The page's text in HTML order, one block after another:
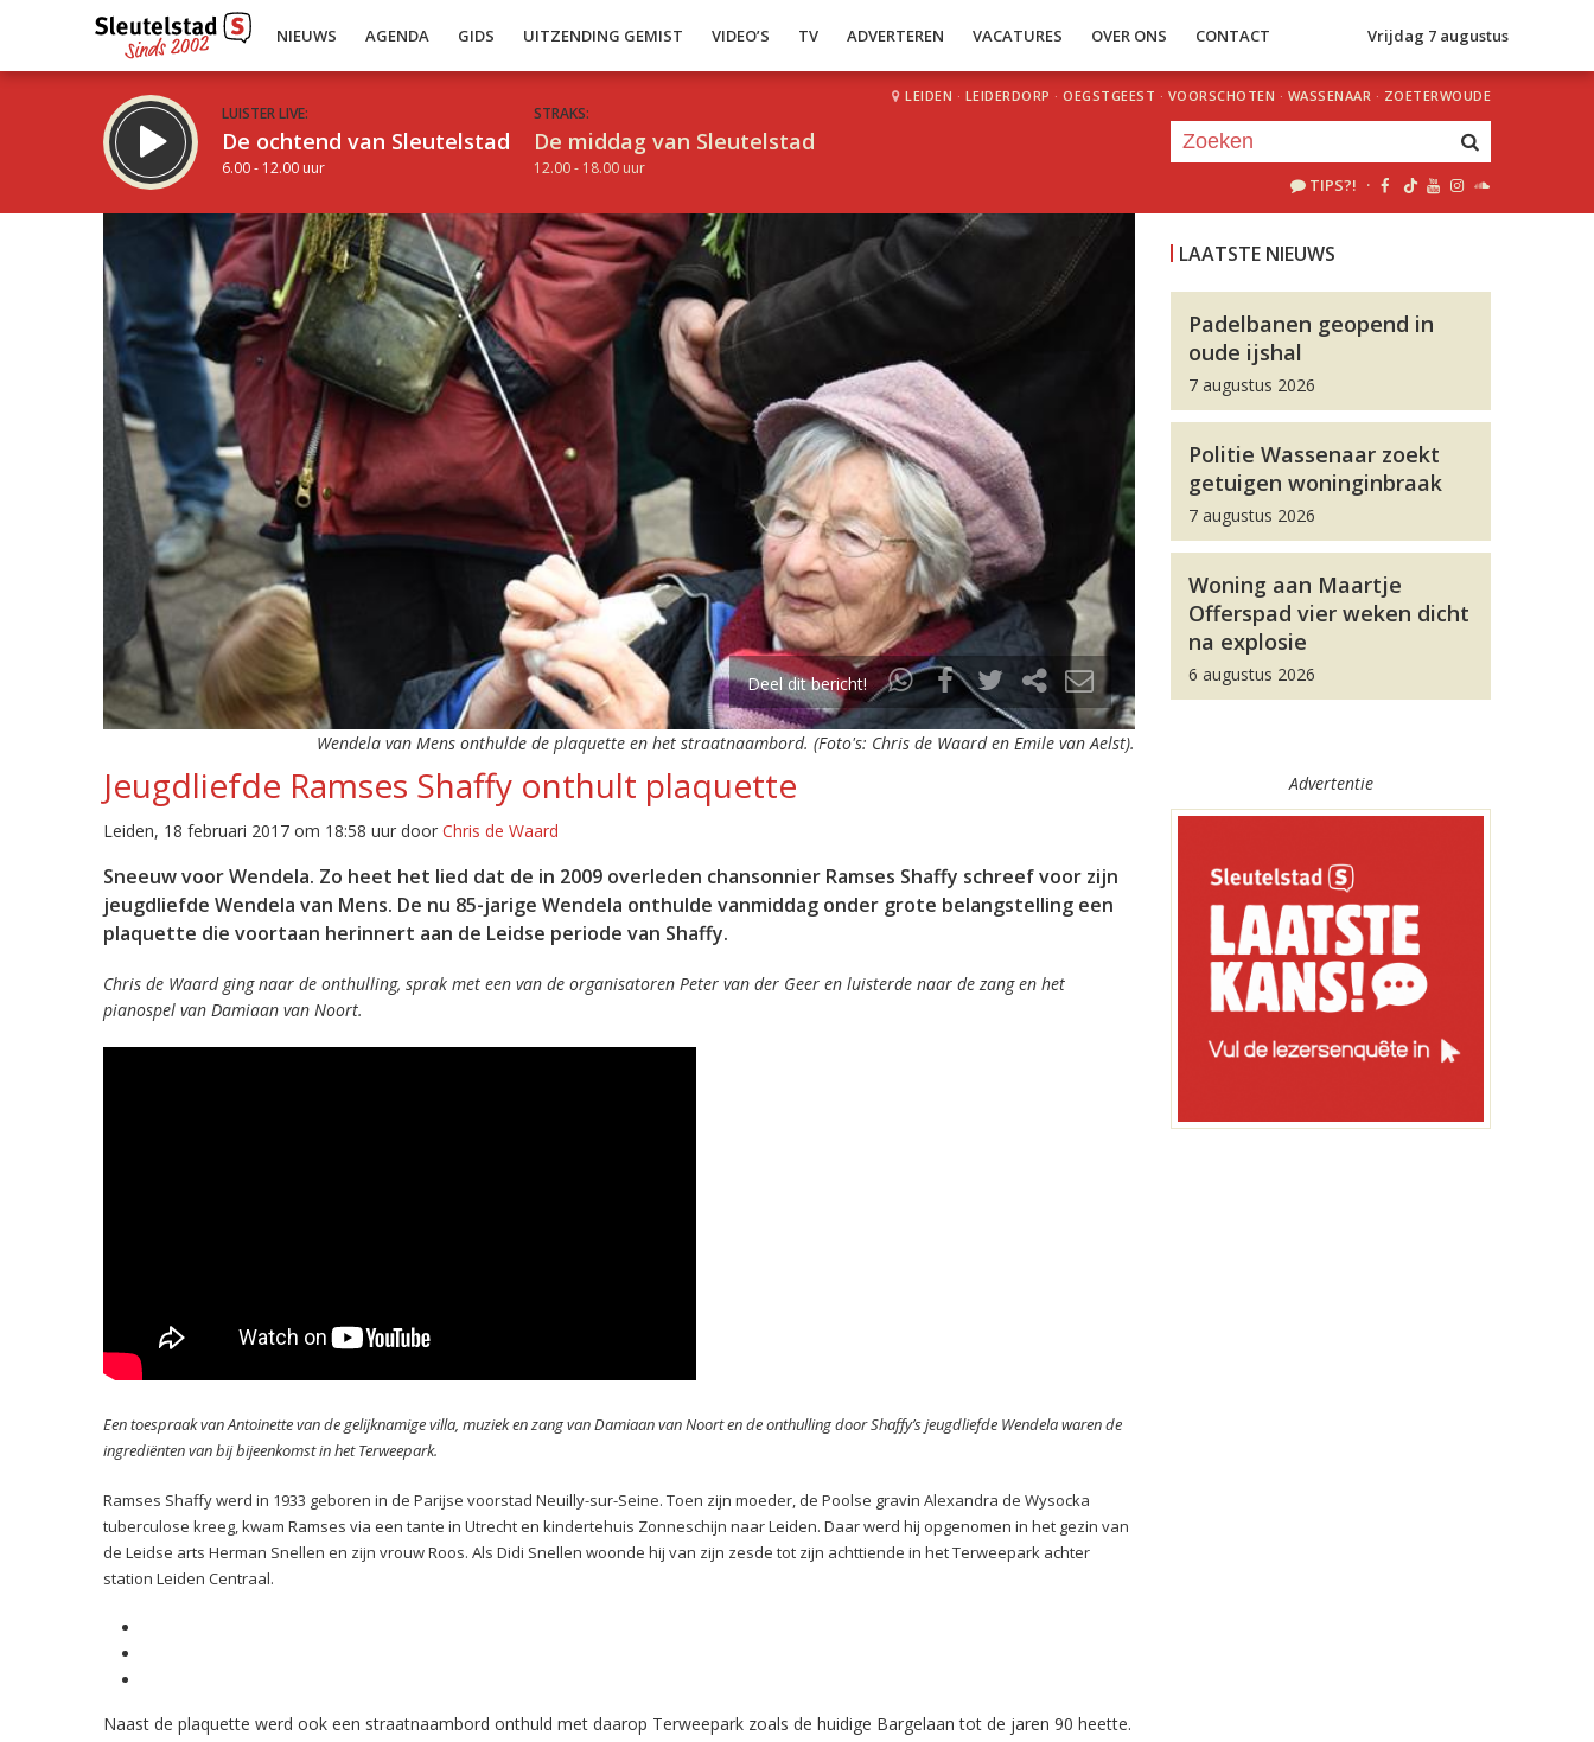
NIEUWS AGENDA GIDS UITZENDING GEMIST VIDEO’S TV ADVERTEREN VACATURES OVER ONS CONTACT Vrijdag 7 augustus
LUISTER LIVE:
De ochtend van Sleutelstad
6.00 - 12.00 uur
STRAKS:
De middag van Sleutelstad
12.00 - 18.00 uur
LEIDEN · LEIDERDORP · OEGSTGEEST · VOORSCHOTEN · WASSENAAR · ZOETERWOUDE
TIPS?! ·
Inklappen
Deel dit bericht!
Wendela van Mens onthulde de plaquette en het straatnaambord. (Foto's: Chris de Waard en Emile van Aelst).
Jeugdliefde Ramses Shaffy onthult plaquette
Leiden, 18 februari 2017 om 18:58 uur door Chris de Waard
Sneeuw voor Wendela. Zo heet het lied dat de in 2009 overleden chansonnier Ramses Shaffy schreef voor zijn
jeugdliefde Wendela van Mens. De nu 85-jarige Wendela onthulde vanmiddag onder grote belangstelling een
plaquette die voortaan herinnert aan de Leidse periode van Shaffy.
Chris de Waard ging naar de onthulling, sprak met een van de organisatoren Peter van der Geer en luisterde naar de zang en het
pianospel van Damiaan van Noort.
Een toespraak van Antoinette van de gelijknamige villa, muziek en zang van Damiaan van Noort en de onthulling door Shaffy’s jeugdliefde Wendela waren de
ingrediënten van bij bijeenkomst in het Terweepark.
Ramses Shaffy werd in 1933 geboren in de Parijse voorstad Neuilly-sur-Seine. Toen zijn moeder, de Poolse gravin Alexandra de Wysocka
tuberculose kreeg, kwam Ramses via een tante in Utrecht en kindertehuis Zonneschijn naar Leiden. Daar werd hij opgenomen in het gezin van
de Leidse arts Herman Snellen en zijn vrouw Roos. Als Didi Snellen woonde hij van zijn zesde tot zijn achttiende in het Terweepark achter
station Leiden Centraal.
Naast de plaquette werd ook een straatnaambord onthuld met daarop Terweepark zoals de huidige Bargelaan tot de jaren 90 heette.
LAATSTE NIEUWS
Padelbanen geopend in
oude ijshal
7 augustus 2026
Politie Wassenaar zoekt
getuigen woninginbraak
7 augustus 2026
Woning aan Maartje
Offerspad vier weken dicht
na explosie
6 augustus 2026
Advertentie